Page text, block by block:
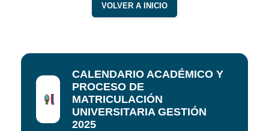
VOLVER A INICIO
CALENDARIO ACADÉMICO Y
PROCESO DE
MATRICULACIÓN
UNIVERSITARIA GESTIÓN
2025